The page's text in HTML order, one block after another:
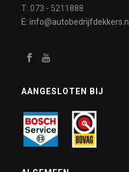
T: 073 - 5211888
E: info@autobedrijfdekkers.nl
AANGESLOTEN BIJ